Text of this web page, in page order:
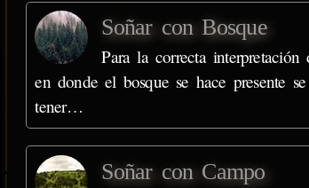
Soñar con Bosque
Para la correcta interpretación
en donde el bosque se hace presente
tener…
Soñar con Campo